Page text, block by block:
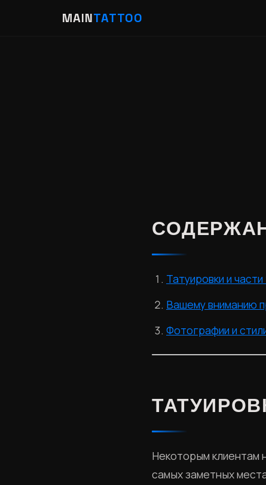
MAINTATTOO
Татуировки и
Вашему вниманию
Фотографии и
Некоторым клиентам
самых заметных